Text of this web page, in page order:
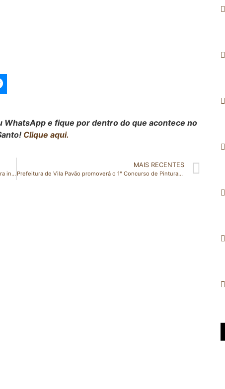
WhatsApp e fique por dentro do que acontece no
Clique aqui.
Fórum empresarial aborda potencialidades do Estado para investidores em São Paulo
MAIS RECENTES
Prefeitura de Vila Pavão promoverá o 1° Concurso de Pintura de Ovos de Páscoa (Ooster Ëg)